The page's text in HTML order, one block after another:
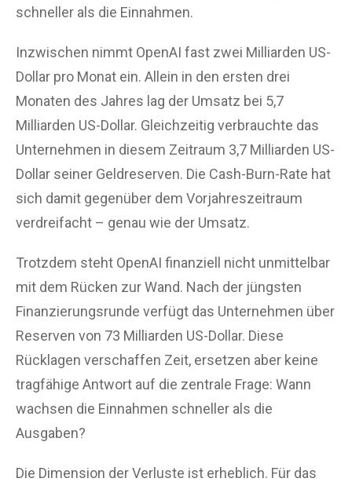
schneller als die Einnahmen.
Inzwischen nimmt OpenAI fast zwei Milliarden US-
Dollar pro Monat ein. Allein in den ersten drei
Monaten des Jahres lag der Umsatz bei 5,7
Milliarden US-Dollar. Gleichzeitig verbrauchte das
Unternehmen in diesem Zeitraum 3,7 Milliarden US-
Dollar seiner Geldreserven. Die Cash-Burn-Rate hat
sich damit gegenüber dem Vorjahreszeitraum
verdreifacht – genau wie der Umsatz.
Trotzdem steht OpenAI finanziell nicht unmittelbar
mit dem Rücken zur Wand. Nach der jüngsten
Finanzierungsrunde verfügt das Unternehmen über
Reserven von 73 Milliarden US-Dollar. Diese
Rücklagen verschaffen Zeit, ersetzen aber keine
tragfähige Antwort auf die zentrale Frage: Wann
wachsen die Einnahmen schneller als die
Ausgaben?
Die Dimension der Verluste ist erheblich. Für das